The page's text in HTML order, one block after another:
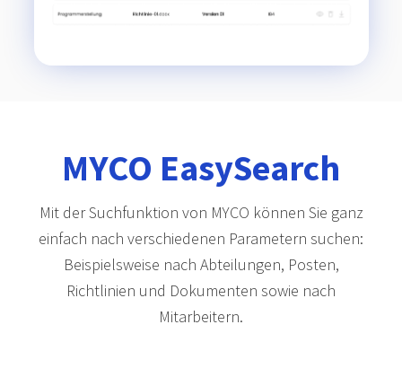
MYCO EasySearch
Mit der Suchfunktion von MYCO können Sie ganz
einfach nach verschiedenen Parametern suchen:
Beispielsweise nach Abteilungen, Posten,
Richtlinien und Dokumenten sowie nach
Mitarbeitern.